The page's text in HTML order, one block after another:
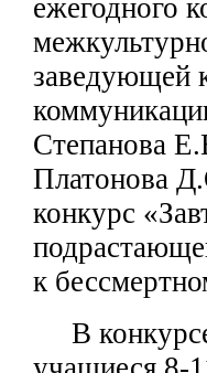
ежегодного
заведующей
Степанова
Платонова
конкурс
к
В